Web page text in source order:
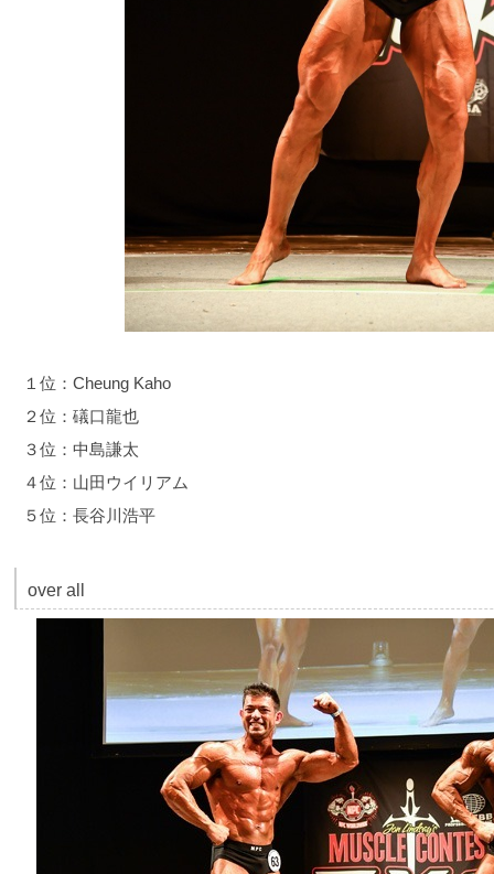
１位：Cheung Kaho
２位：礒口龍也
３位：中島謙太
４位：山田ウイリアム
５位：長谷川浩平
over all